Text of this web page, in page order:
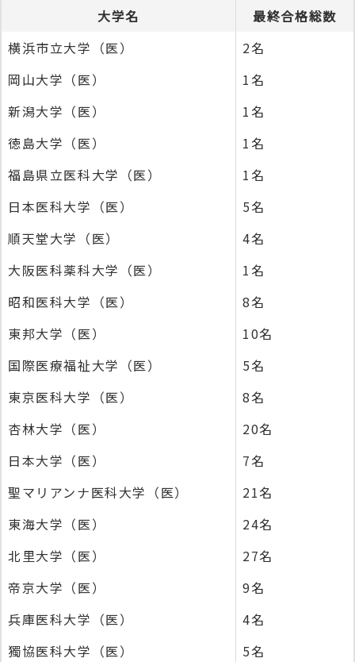
大学名
最終合格総数
横浜市立大学（医）
2名
岡山大学（医）
1名
新潟大学（医）
1名
徳島大学（医）
1名
福島県立医科大学（医）
1名
日本医科大学（医）
5名
順天堂大学（医）
4名
大阪医科薬科大学（医）
1名
昭和医科大学（医）
8名
東邦大学（医）
10名
国際医療福祉大学（医）
5名
東京医科大学（医）
8名
杏林大学（医）
20名
日本大学（医）
7名
聖マリアンナ医科大学（医）
21名
東海大学（医）
24名
北里大学（医）
27名
帝京大学（医）
9名
兵庫医科大学（医）
4名
獨協医科大学（医）
5名